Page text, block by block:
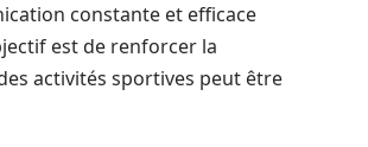
constante et efficace
est de renforcer la
activités sportives peut être